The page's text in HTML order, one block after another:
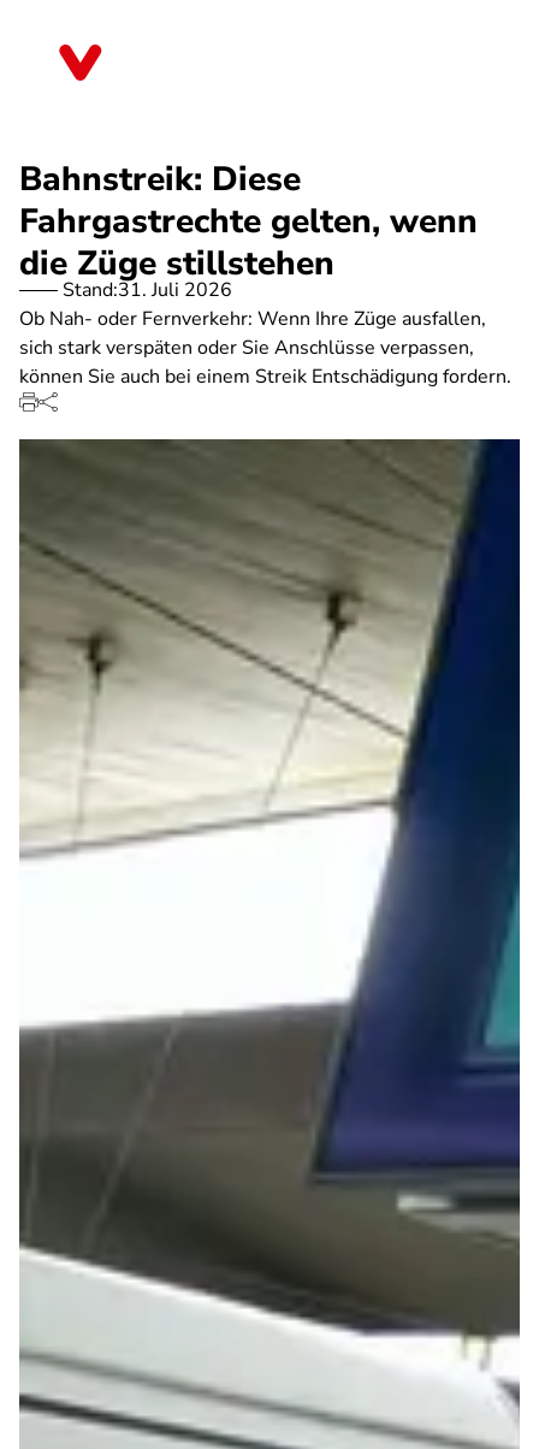
Bahnstreik: Diese
Fahrgastrechte gelten, wenn
die Züge stillstehen
Stand:31. Juli 2026
Ob Nah- oder Fernverkehr: Wenn Ihre Züge ausfallen,
sich stark verspäten oder Sie Anschlüsse verpassen,
können Sie auch bei einem Streik Entschädigung fordern.